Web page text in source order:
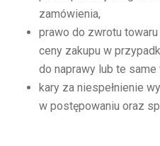
zamówienia,
prawo do zwrotu
ceny zakupu w
do naprawy lub te
kary za niespełnienie
w postępowaniu oraz